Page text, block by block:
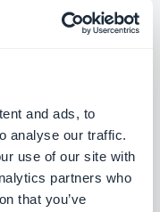
and ads, to
analyse our traffic.
use of our site with
partners who
that you’ve
sections Article